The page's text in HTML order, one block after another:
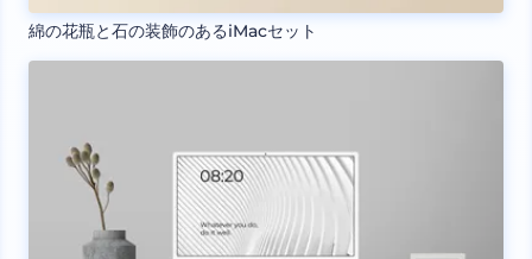
綿の花瓶と石の装飾のあるiMacセット